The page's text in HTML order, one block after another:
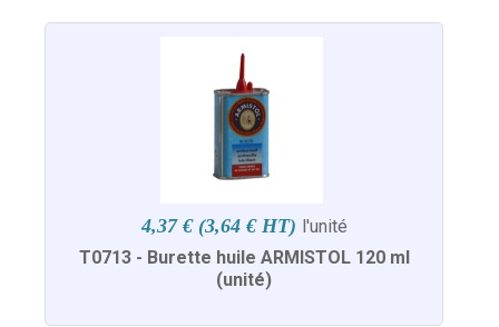
4,37 € (3,64 € HT) l'unité
T0713 - Burette huile ARMISTOL 120 ml
(unité)